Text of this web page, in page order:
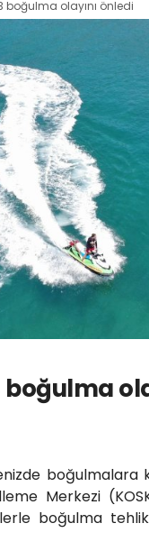
boğulma olayını önledi
boğulma
boğulmalara
Merkezi
boğulma